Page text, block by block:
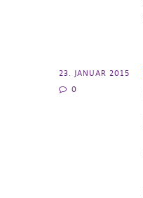
23. JANUAR 2015
0